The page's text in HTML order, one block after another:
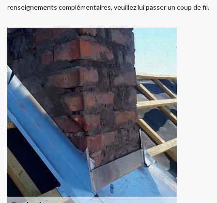
renseignements complémentaires, veuillez lui passer un coup de fil.